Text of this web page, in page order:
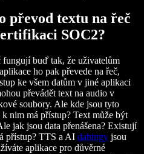
převod textu na řeč
SOC2?
fungují buď tak, že uživatelům
ho pak převede na řeč,
ke všem datům v jiné aplikaci
převádět text na audio v
soubory. Ale kde jsou tyto
nim má přístup? Text může být
jak jsou data přenášena? Existují
přístup? TTS a AI dabingy jsou
aplikace pro důvěrné